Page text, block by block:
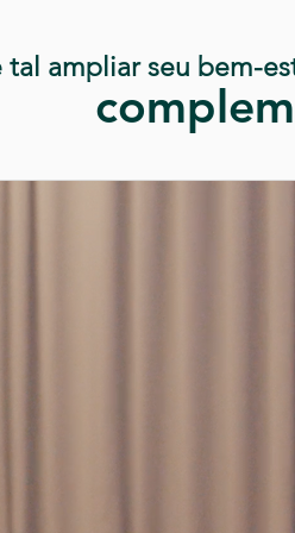
tal ampliar seu bem-